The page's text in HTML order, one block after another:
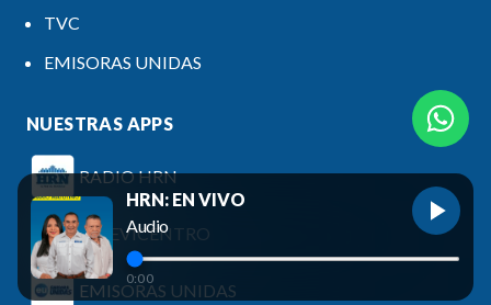
TVC
EMISORAS UNIDAS
NUESTRAS APPS
RADIO HRN
TELEVICENTRO
EMISORAS UNIDAS
HRN: EN VIVO
Audio
0:00